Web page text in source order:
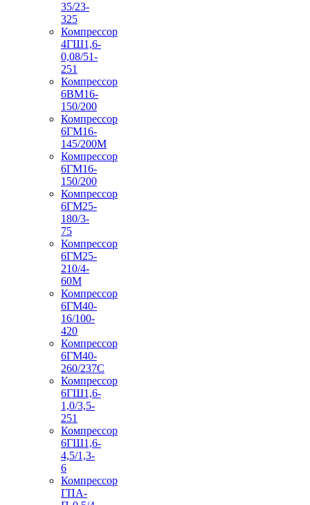
35/23-
325
Компрессор
4ГШ1,6-
0,08/51-
251
Компрессор
6ВМ16-
150/200
Компрессор
6ГМ16-
145/200М
Компрессор
6ГМ16-
150/200
Компрессор
6ГМ25-
180/3-
75
Компрессор
6ГМ25-
210/4-
60М
Компрессор
6ГМ40-
16/100-
420
Компрессор
6ГМ40-
260/237C
Компрессор
6ГШ1,6-
1,0/3,5-
251
Компрессор
6ГШ1,6-
4,5/1,3-
6
Компрессор
ГПА-